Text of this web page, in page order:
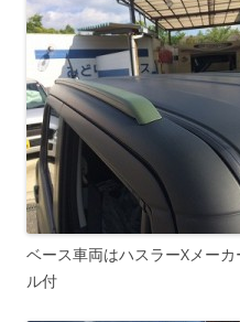
ベース車両はハスラーXメー
ル付